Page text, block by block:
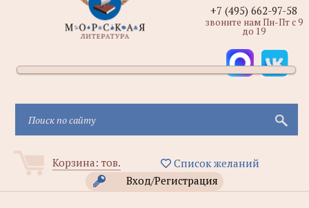
Корзина: тов.
Список желаний
Вход/Регистрация
+7 (495) 662-97-58
звоните нам Пн-Пт с 9
до 19